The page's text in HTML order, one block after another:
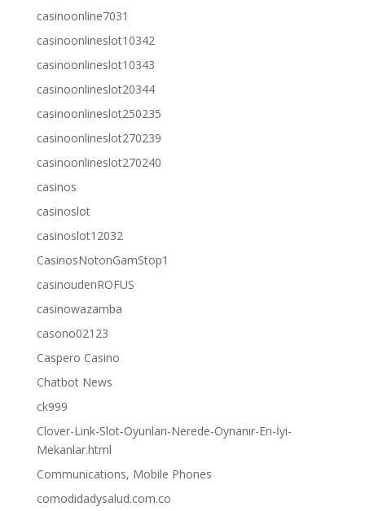
casinoonline7031
casinoonlineslot10342
casinoonlineslot10343
casinoonlineslot20344
casinoonlineslot250235
casinoonlineslot270239
casinoonlineslot270240
casinos
casinoslot
casinoslot12032
CasinosNotonGamStop1
casinoudenROFUS
casinowazamba
casono02123
Caspero Casino
Chatbot News
ck999
Clover-Link-Slot-Oyunları-Nerede-Oynanır-En-İyi-
Mekanlar.html
Communications, Mobile Phones
comodidadysalud.com.co